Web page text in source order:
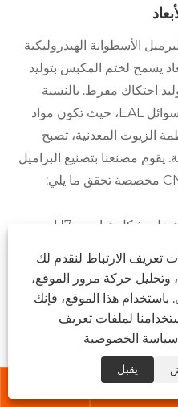
الأسطوانة الهيدروليكية
يسمح لختم المكبس بتوليد
احتكاك مفرط. بالنسبة
للأسطوانات البحرية التي تعمل بسوائل EAL، حيث تكون مواد
الزيوت المعدنية، تصبح
مصنعنا بتصنيع البراميل
تفاوت قطر التجويف: H8 أو أفضل بشكل قياسي، H7
تشطيب سطح التجويف: Ra 0.4 ميكرومتر كحد أقصى
استقامة التجويف: الحد الأقصى 0.05 مم على طول
تعريف الارتباط لنقدم لك
حركة مرور الموقع،
هذا الموقع، فإنك
لملفات تعريف
سياسة الخصوصية
يقبل